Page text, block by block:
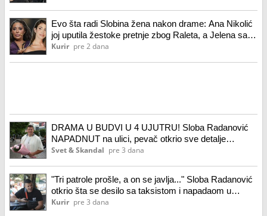
Evo šta radi Slobina žena nakon drame: Ana Nikolić
joj uputila žestoke pretnje zbog Raleta, a Jelena sad
poslala jasnu poruku
Kurir pre 2 dana
DRAMA U BUDVI U 4 UJUTRU! Sloba Radanović
NAPADNUT na ulici, pevač otkrio sve detalje
SKANDALA!
Svet & Skandal pre 3 dana
"Tri patrole prošle, a on se javlja..." Sloba Radanović
otkrio šta se desilo sa taksistom i napadaom u
Budvi: Možda ima neki problem.... (video)
Kurir pre 3 dana